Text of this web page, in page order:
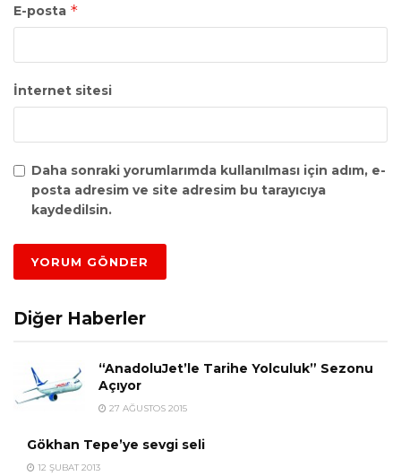
E-posta *
İnternet sitesi
Daha sonraki yorumlarımda kullanılması için adım, e-
posta adresim ve site adresim bu tarayıcıya
kaydedilsin.
Diğer Haberler
“AnadoluJet’le Tarihe Yolculuk” Sezonu
Açıyor
27 AĞUSTOS 2015
Gökhan Tepe’ye sevgi seli
12 ŞUBAT 2013